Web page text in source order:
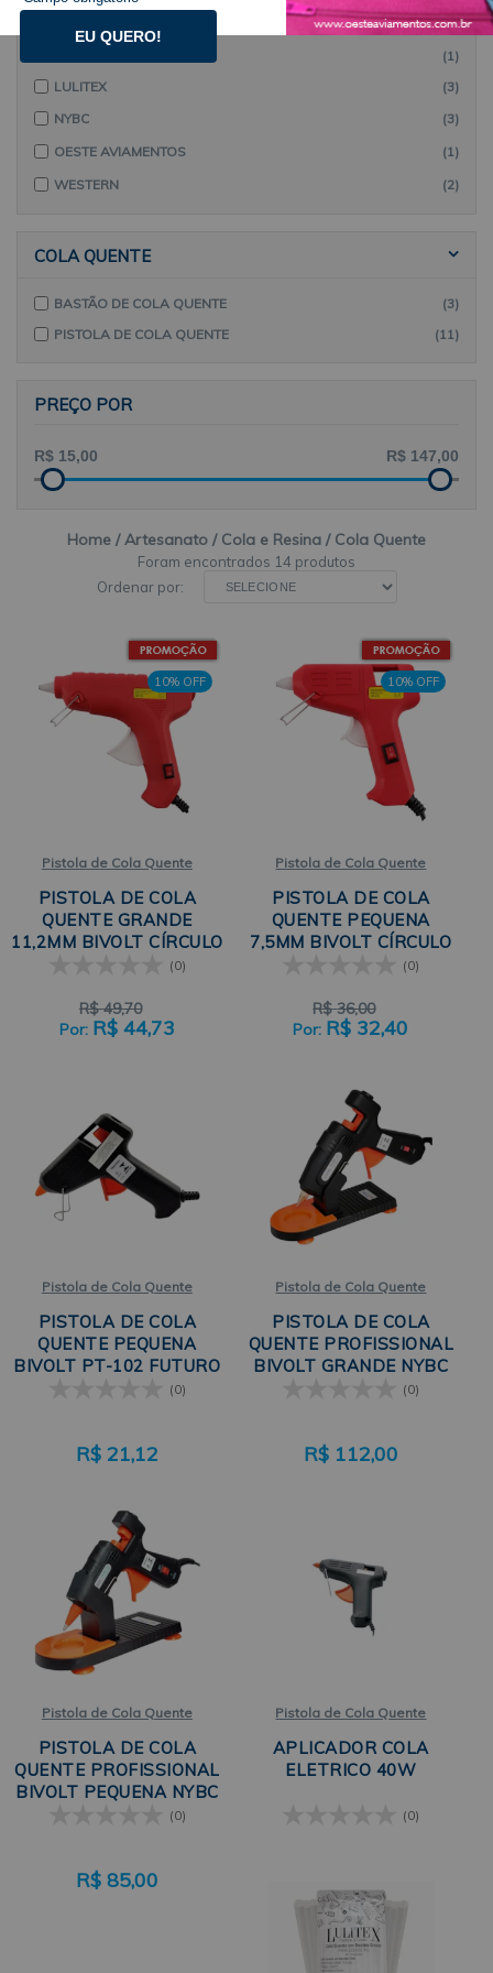
(1)
(1)
LULITEX
(3)
NYBC
(3)
OESTE AVIAMENTOS
(1)
WESTERN
(2)
COLA QUENTE
BASTÃO DE COLA QUENTE
(3)
PISTOLA DE COLA QUENTE
(11)
PREÇO POR
Home Artesanato Cola e Resina Cola Quente
14 produtos
Ordenar por:
10% OFF
Pistola de Cola Quente
PISTOLA DE COLA
QUENTE GRANDE
11,2MM BIVOLT CÍRCULO
(0)
R$ 49,70
R$ 44,73
10% OFF
Pistola de Cola Quente
PISTOLA DE COLA
QUENTE PEQUENA
7,5MM BIVOLT CÍRCULO
(0)
R$ 36,00
R$ 32,40
Pistola de Cola Quente
PISTOLA DE COLA
QUENTE PEQUENA
BIVOLT PT-102 FUTURO
(0)
R$ 21,12
Pistola de Cola Quente
PISTOLA DE COLA
QUENTE PROFISSIONAL
BIVOLT GRANDE NYBC
(0)
R$ 112,00
Pistola de Cola Quente
PISTOLA DE COLA
QUENTE PROFISSIONAL
BIVOLT PEQUENA NYBC
(0)
R$ 85,00
Pistola de Cola Quente
APLICADOR COLA
ELETRICO 40W
(0)
EU QUERO!